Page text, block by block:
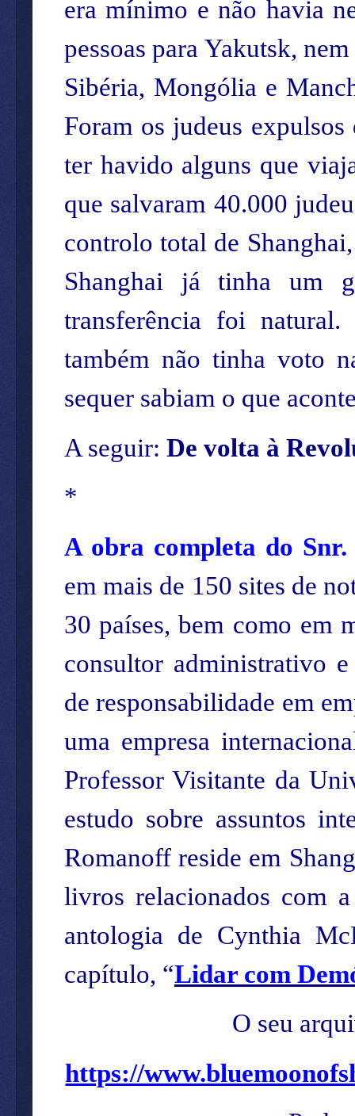
era mínimo e não havia
pessoas para Yakutsk,
Sibéria, Mongólia e
Foram os judeus
ter havido alguns que
que salvaram 40.000
controlo total de
Shanghai já tinha um
transferência foi
também não tinha voto
sequer sabiam o que
A seguir: De volta à
*
A obra completa do
em mais de 150 sites de
30 países, bem como em
consultor administrativo
de responsabilidade em
uma empresa
Professor Visitante da
estudo sobre assuntos
Romanoff reside em
livros relacionados com
antologia de Cynthia
capítulo, “Lidar com
O seu
https://